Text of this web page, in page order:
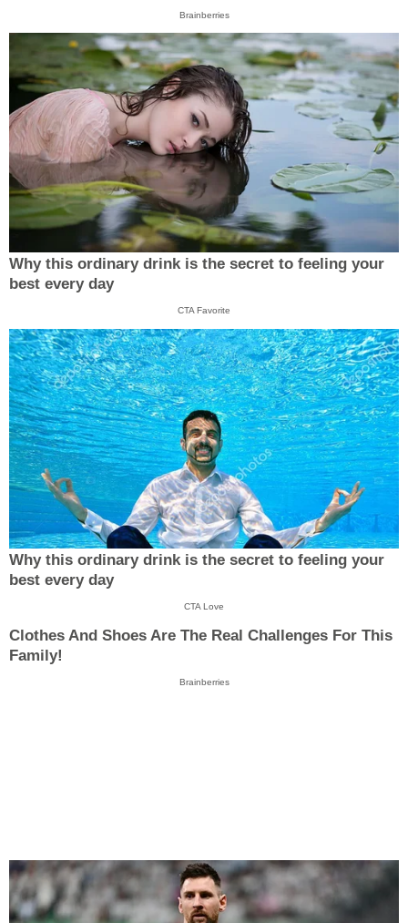
Brainberries
Why this ordinary drink is the secret to feeling your
best every day
CTA Favorite
Why this ordinary drink is the secret to feeling your
best every day
CTA Love
Clothes And Shoes Are The Real Challenges For This
Family!
Brainberries